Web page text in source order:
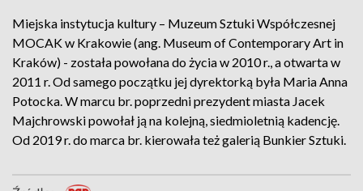
Miejska instytucja kultury – Muzeum Sztuki Współczesnej
MOCAK w Krakowie (ang. Museum of Contemporary Art in
Kraków) - została powołana do życia w 2010 r., a otwarta w
2011 r. Od samego początku jej dyrektorką była Maria Anna
Potocka. W marcu br. poprzedni prezydent miasta Jacek
Majchrowski powołał ją na kolejną, siedmioletnią kadencję.
Od 2019 r. do marca br. kierowała też galerią Bunkier Sztuki.